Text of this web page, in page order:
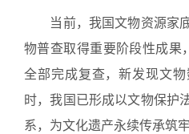
当前，我国文物资源家底
物普查取得重要阶段性成果
全部完成复查，新发现文
时，我国已形成以文物保护
系，为文化遗产永续传承筑